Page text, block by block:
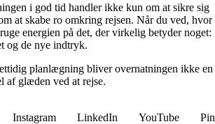
i god tid handler ikke kun om at sikre sig
at skabe ro omkring rejsen. Når du ved, hvor
energien på det, der virkelig betyder noget:
og de nye indtryk.
planlægning bliver overnatningen ikke en
af glæden ved at rejse.
Instagram LinkedIn YouTube